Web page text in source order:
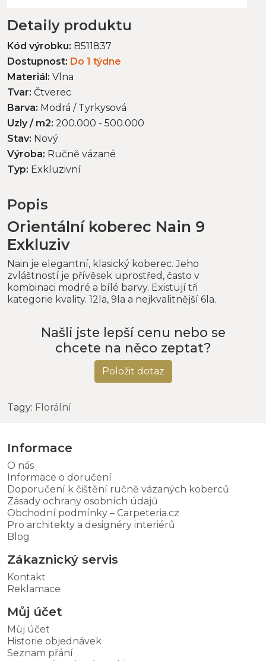
Detaily produktu
Kód výrobku: B511837
Dostupnost: Do 1 týdne
Materiál: Vlna
Tvar: Čtverec
Barva: Modrá / Tyrkysová
Uzly / m2: 200.000 - 500.000
Stav: Nový
Výroba: Ručně vázané
Typ: Exkluzivní
Popis
Orientální koberec Nain 9
Exkluziv
Nain je elegantní, klasický koberec. Jeho
zvláštností je přívěsek uprostřed, často v
kombinaci modré a bílé barvy. Existují tři
kategorie kvality. 12la, 9la a nejkvalitnější 6la.
Našli jste lepší cenu nebo se
chcete na něco zeptat?
Položit dotaz
Tagy: Florální
Informace
O nás
Informace o doručení
Doporučení k čištění ručně vázaných koberců
Zásady ochrany osobních údajů
Obchodní podmínky – Carpeteria.cz
Pro architekty a designéry interiérů
Blog
Zákaznický servis
Kontakt
Reklamace
Můj účet
Můj účet
Historie objednávek
Seznam přání